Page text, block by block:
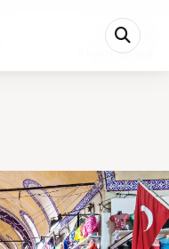
6 min rimanenti